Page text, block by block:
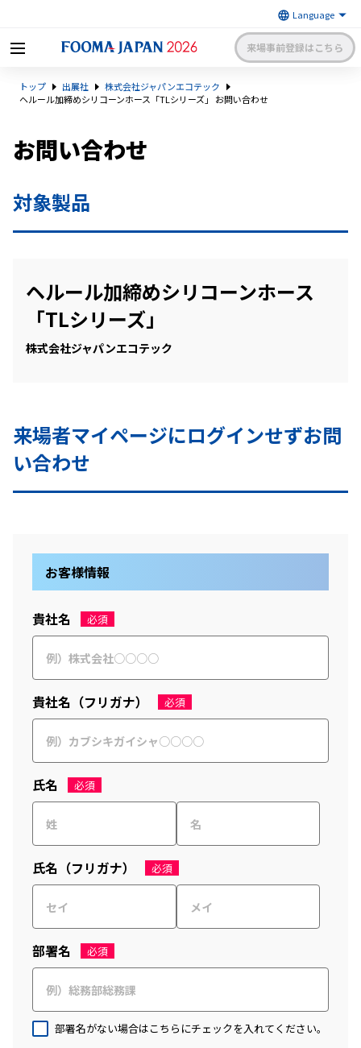
来場事前登録はこちら
級の食品製造総合展〜 | 一般社
団法人 日本食品機械工業会主催
日本食品機械工業会
トップ 出展社
株式会社ジャパンエコテック
ヘルール加締めシリコーンホース「TLシリーズ」 お問い合わせ
お問い合わせ
対象製品
ヘルール加締めシリコーンホース
「TLシリーズ」
株式会社ジャパンエコテック
来場者マイページにログインせずお問
い合わせ
お客様情報
貴社名 必須
貴社名（フリガナ） 必須
氏名 必須
氏名（フリガナ） 必須
部署名 必須
部署名がない場合はこちらにチェックを入れてください。